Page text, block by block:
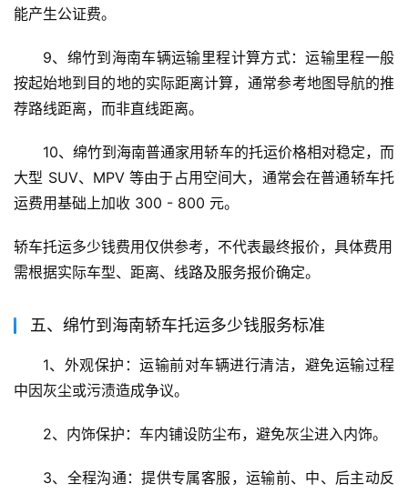
能产生公证费。
9、绵竹到海南车辆运输里程计算方式：运输里程一般
按起始地到目的地的实际距离计算，通常参考地图导航的推
荐路线距离，而非直线距离。
10、绵竹到海南普通家用轿车的托运价格相对稳定，而
大型 SUV、MPV 等由于占用空间大，通常会在普通轿车托
运费用基础上加收 300 - 800 元。
轿车托运多少钱费用仅供参考，不代表最终报价，具体费用
需根据实际车型、距离、线路及服务报价确定。
五、绵竹到海南轿车托运多少钱服务标准
1、外观保护：运输前对车辆进行清洁，避免运输过程
中因灰尘或污渍造成争议。
2、内饰保护：车内铺设防尘布，避免灰尘进入内饰。
3、全程沟通：提供专属客服，运输前、中、后主动反